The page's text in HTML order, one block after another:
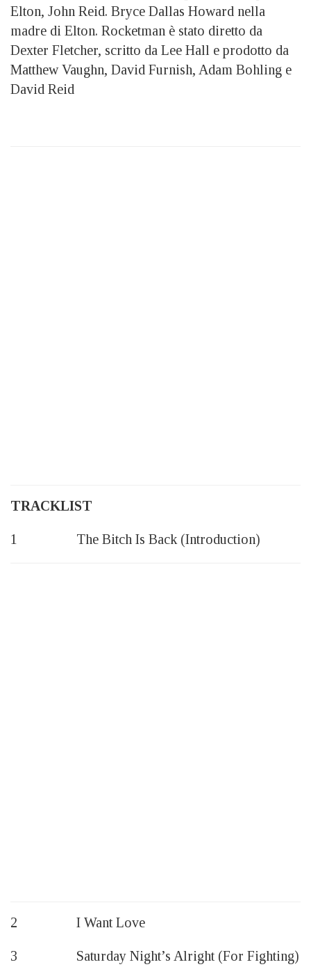
Elton, John Reid. Bryce Dallas Howard nella
madre di Elton. Rocketman è stato diretto da
Dexter Fletcher, scritto da Lee Hall e prodotto da
Matthew Vaughn, David Furnish, Adam Bohling e
David Reid
TRACKLIST
1 The Bitch Is Back (Introduction)
2 I Want Love
3 Saturday Night’s Alright (For Fighting)